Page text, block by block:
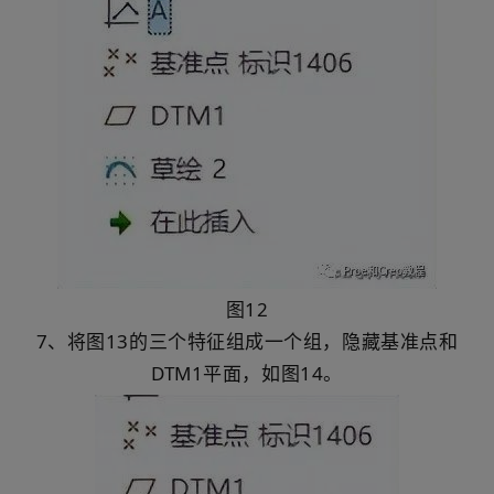
图12
7、将图13的三个特征组成一个组，隐藏基准点和
DTM1平面，如图14。